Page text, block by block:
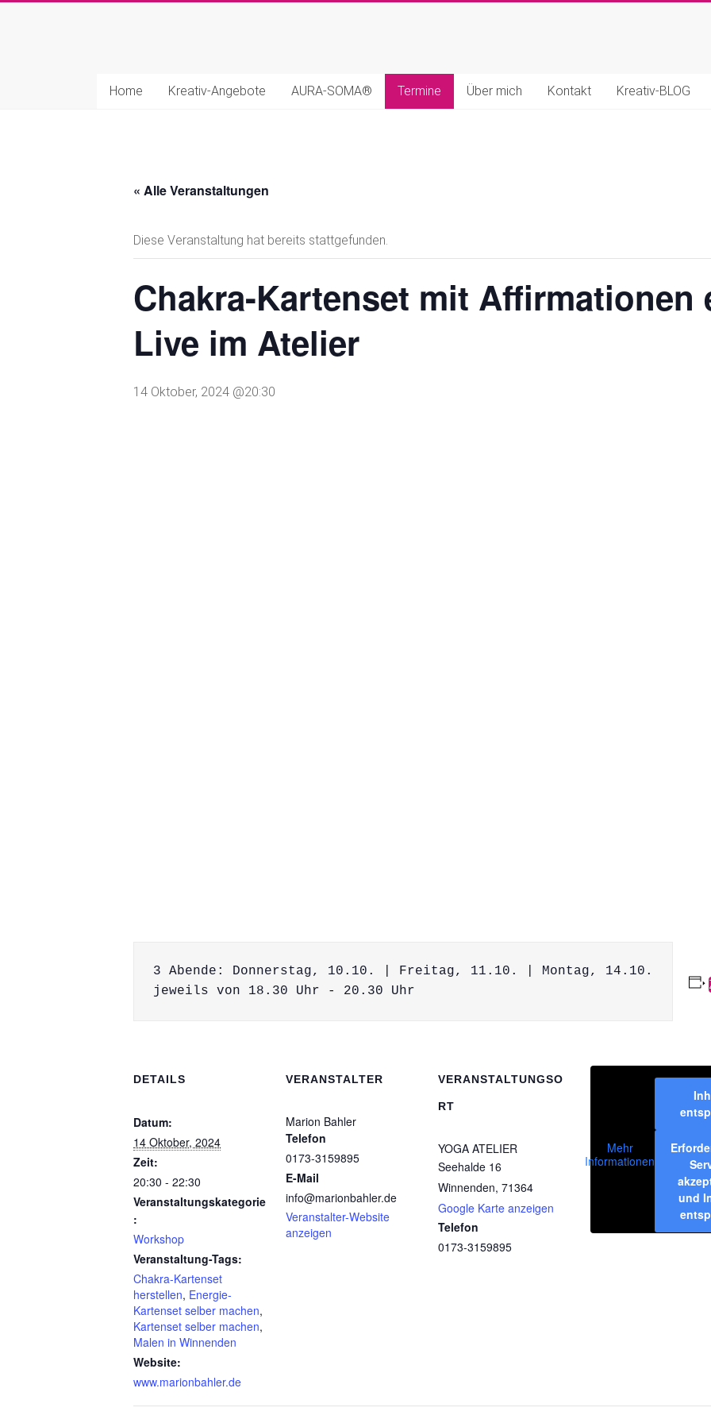
Bahler
Coaching
Home Kreativ-Angebote AURA-SOMA® Termine Über mich Kontakt Kreativ-BLOG
« Alle Veranstaltungen
Diese Veranstaltung hat bereits stattgefunden.
Chakra-Kartenset mit Affirmationen
Live im Atelier
14 Oktober, 2024 @20:30
3 Abende: Donnerstag, 10.10. | Freitag, 11.10. | Montag, 14.10.
DETAILS
Datum:
14 Oktober, 2024
Zeit:
20:30 - 22:30
Veranstaltungskategorie
:
Workshop
Veranstaltung-Tags:
Chakra-Kartenset
herstellen, Energie-
Kartenset selber machen,
Kartenset selber machen,
Malen in Winnenden
Website:
www.marionbahler.de
VERANSTALTER
Marion Bahler
Telefon
0173-3159895
E-Mail
info@marionbahler.de
Veranstalter-Website
anzeigen
VERANSTALTUNGSO
RT
YOGA ATELIER
Seehalde 16
Winnenden, 71364
Google Karte anzeigen
Telefon
0173-3159895
Mehr
Informationen
und